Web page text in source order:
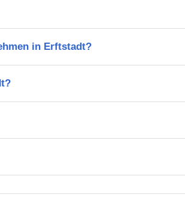
in Erftstadt?